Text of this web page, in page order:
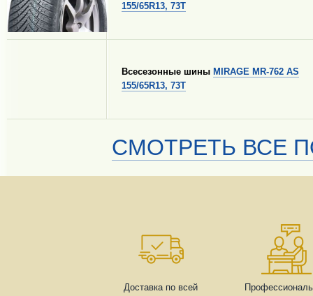
155/65R13, 73T
Всесезонные шины MIRAGE MR-762 AS
155/65R13, 73T
СМОТРЕТЬ ВСЕ
Доставка по всей